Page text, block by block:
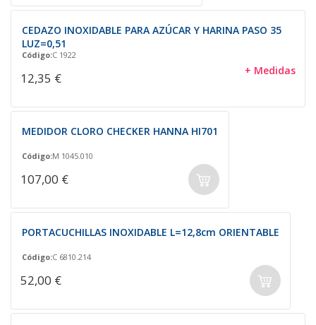
CEDAZO INOXIDABLE PARA AZÚCAR Y HARINA PASO 35
LUZ=0,51
Código:C 1922
12,35 € + Medidas
MEDIDOR CLORO CHECKER HANNA HI701
Código:M 1045.010
107,00 €
PORTACUCHILLAS INOXIDABLE L=12,8cm ORIENTABLE
Código:C 6810.214
52,00 €